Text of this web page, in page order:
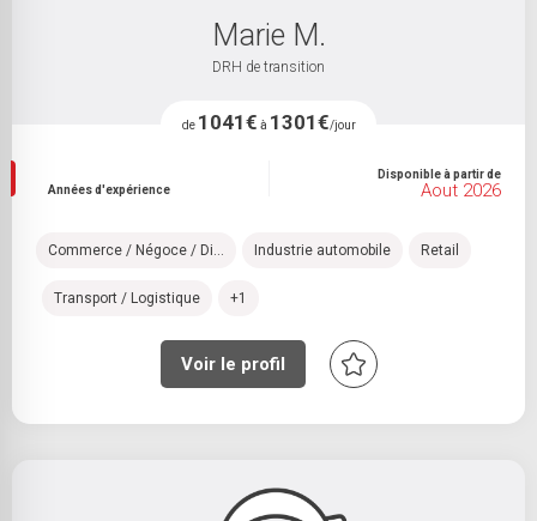
Marie M.
DRH de transition
de 1041€ à 1301€/jour
Années d'expérience
Disponible à partir de
Aout 2026
Commerce / Négoce / Di... Industrie automobile Retail
Transport / Logistique +1
Voir le profil